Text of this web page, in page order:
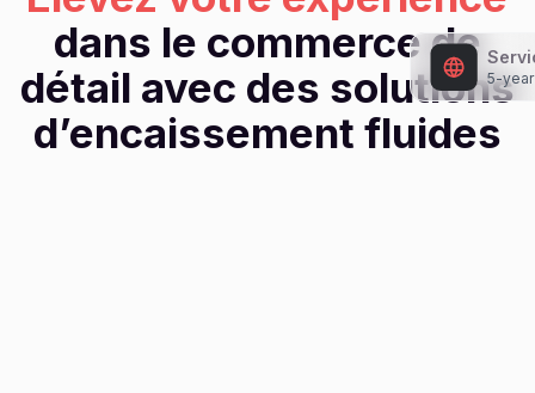
dans le commerce de
détail avec des solutions
d’encaissement fluides
5-